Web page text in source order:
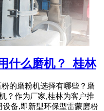
什么磨机？_桂林
的磨粉机选择有哪些？磨
？作为厂家,桂林为客户推
备,即新型环保型雷蒙磨粉